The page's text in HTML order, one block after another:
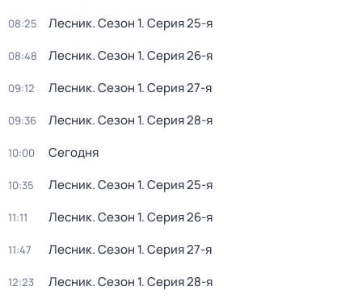
08:25 Лесник. Сезон 1. Серия 25-я
08:48 Лесник. Сезон 1. Серия 26-я
09:12 Лесник. Сезон 1. Серия 27-я
09:36 Лесник. Сезон 1. Серия 28-я
10:00 Сегодня
10:35 Лесник. Сезон 1. Серия 25-я
11:11 Лесник. Сезон 1. Серия 26-я
11:47 Лесник. Сезон 1. Серия 27-я
12:23 Лесник. Сезон 1. Серия 28-я